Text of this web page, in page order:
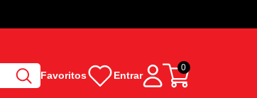
Favoritos Entrar
0